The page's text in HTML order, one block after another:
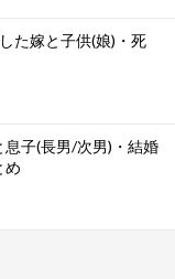
た嫁と子供(娘)・死
子(長男/次男)・結婚
め